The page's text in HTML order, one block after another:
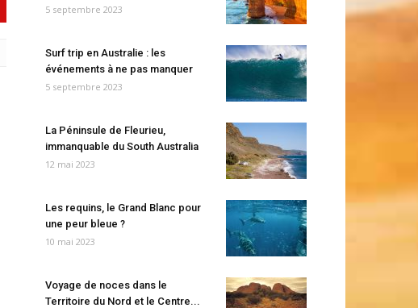
5 septembre 2023
Surf trip en Australie : les
événements à ne pas manquer
5 septembre 2023
La Péninsule de Fleurieu,
immanquable du South Australia
12 mai 2023
Les requins, le Grand Blanc pour
une peur bleue ?
10 mai 2023
Voyage de noces dans le
Territoire du Nord et le Centre...